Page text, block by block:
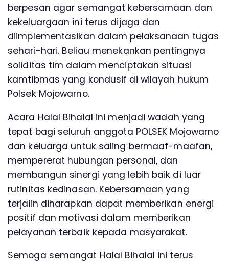
berpesan agar semangat kebersamaan dan
kekeluargaan ini terus dijaga dan
diimplementasikan dalam pelaksanaan tugas
sehari-hari. Beliau menekankan pentingnya
soliditas tim dalam menciptakan situasi
kamtibmas yang kondusif di wilayah hukum
Polsek Mojowarno.
Acara Halal Bihalal ini menjadi wadah yang
tepat bagi seluruh anggota POLSEK Mojowarno
dan keluarga untuk saling bermaaf-maafan,
mempererat hubungan personal, dan
membangun sinergi yang lebih baik di luar
rutinitas kedinasan. Kebersamaan yang
terjalin diharapkan dapat memberikan energi
positif dan motivasi dalam memberikan
pelayanan terbaik kepada masyarakat.
Semoga semangat Halal Bihalal ini terus